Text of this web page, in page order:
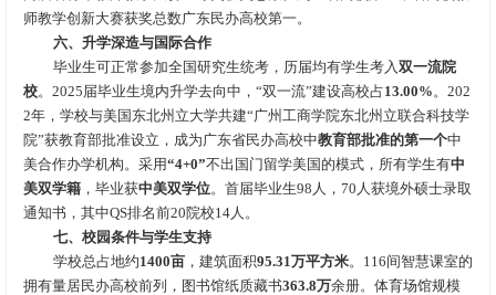
师教学创新大赛获奖总数广东民办高校第一。
六、升学深造与国际合作
毕业生可正常参加全国研究生统考，历届均有学生考入双一流院
校。2025届毕业生境内升学去向中，“双一流”建设高校占13.00%。202
2年，学校与美国东北州立大学共建“广州工商学院东北州立联合科技学
院”获教育部批准设立，成为广东省民办高校中教育部批准的第一个中
美合作办学机构。采用“4+0”不出国门留学美国的模式，所有学生有中
美双学籍 ，毕业获中美双学位。首届毕业生98人，70人获境外硕士录取
通知书，其中QS排名前20院校14人。
七、校园条件与学生支持
学校总占地约1400亩，建筑面积95.31万平方米。116间智慧课室的
拥有量居民办高校前列，图书馆纸质藏书363.8万余册。体育场馆规模